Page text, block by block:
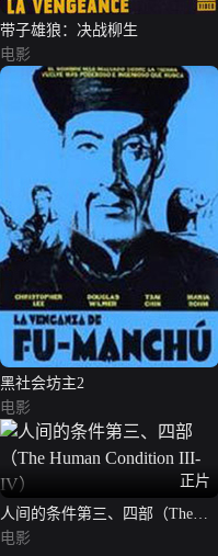
带子雄狼：决战柳生
电影
黑社会坊主2
电影
正片
人间的条件第三、四部（The
Human Condition III-IV）
电影